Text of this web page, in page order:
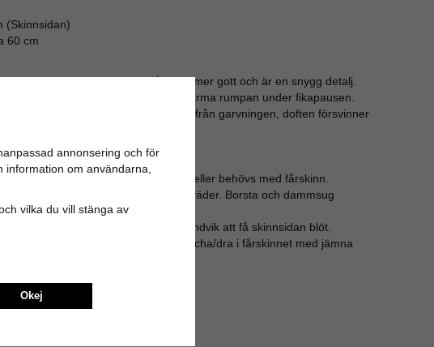
(Skinnsidan)
60 cm
inne eller ute, stolsdynan både värmer gott och är en snygg detalj.
ta med sittdynan på utflykten för att värma rumpan under fikapausen.
en lätt fräsch doft från tvål och oljor från garvningen, doften försvinner
bör tvättas i maskin, vilket inte heller behövs med fårskinn.
vädra skinnet under tak i fuktigt väder. Borsta och dammsug
så gnugga med lätt fuktad trasa, undvik att få skinnsidan blöt.
så låt den torka långsamt och stretcha/dra i fårskinnet med jämna
annonsering och för
om användarna,
vilka du vill stänga av
Okej